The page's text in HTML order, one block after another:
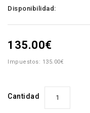
Disponibilidad:
135.00€
Impuestos: 135.00€
Cantidad